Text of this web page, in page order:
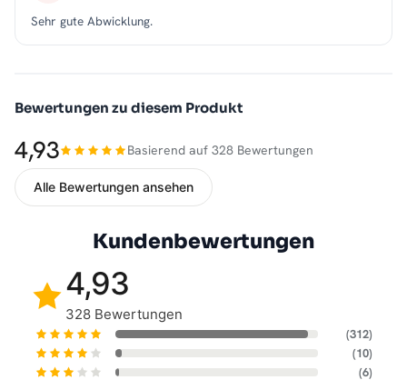
Sehr gute Abwicklung.
Bewertungen zu diesem Produkt
4,93 Basierend auf 328 Bewertungen
Alle Bewertungen ansehen
Kundenbewertungen
4,93
328 Bewertungen
(312)
(10)
(6)